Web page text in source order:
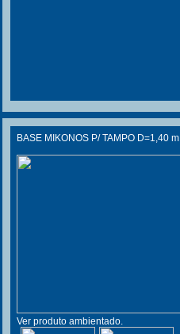
BASE MIKONOS P/ TAMPO D=1,40 m
Ver produto ambientado.